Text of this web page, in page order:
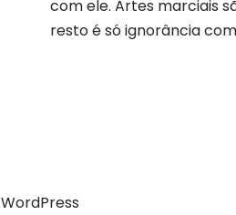
com ele. Artes marciais
resto é só ignorância
WordPress